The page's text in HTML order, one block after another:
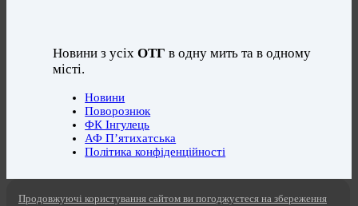
Новини з усіхОТГ в одну мить та в одному
місті.
Новини
Поворознюк
ФК Інгулець
АФ П’ятихатська
Політика конфіденційності
Продовжуючі користування сайтом ви погоджуєтеся на збереження